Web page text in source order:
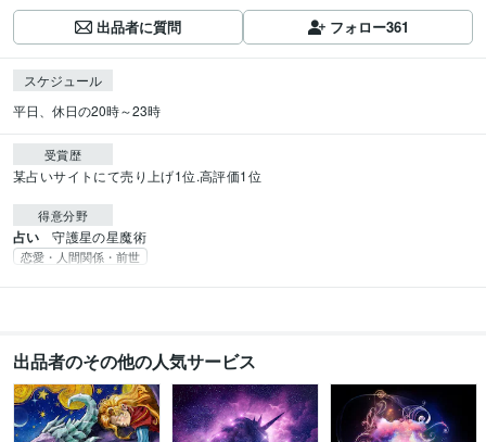
出品者に質問 フォロー361
スケジュール
平日、休日の20時～23時
受賞歴
某占いサイトにて売り上げ1位.高評価1位
得意分野
占い 守護星の星魔術
恋愛・人間関係・前世
出品者のその他の人気サービス